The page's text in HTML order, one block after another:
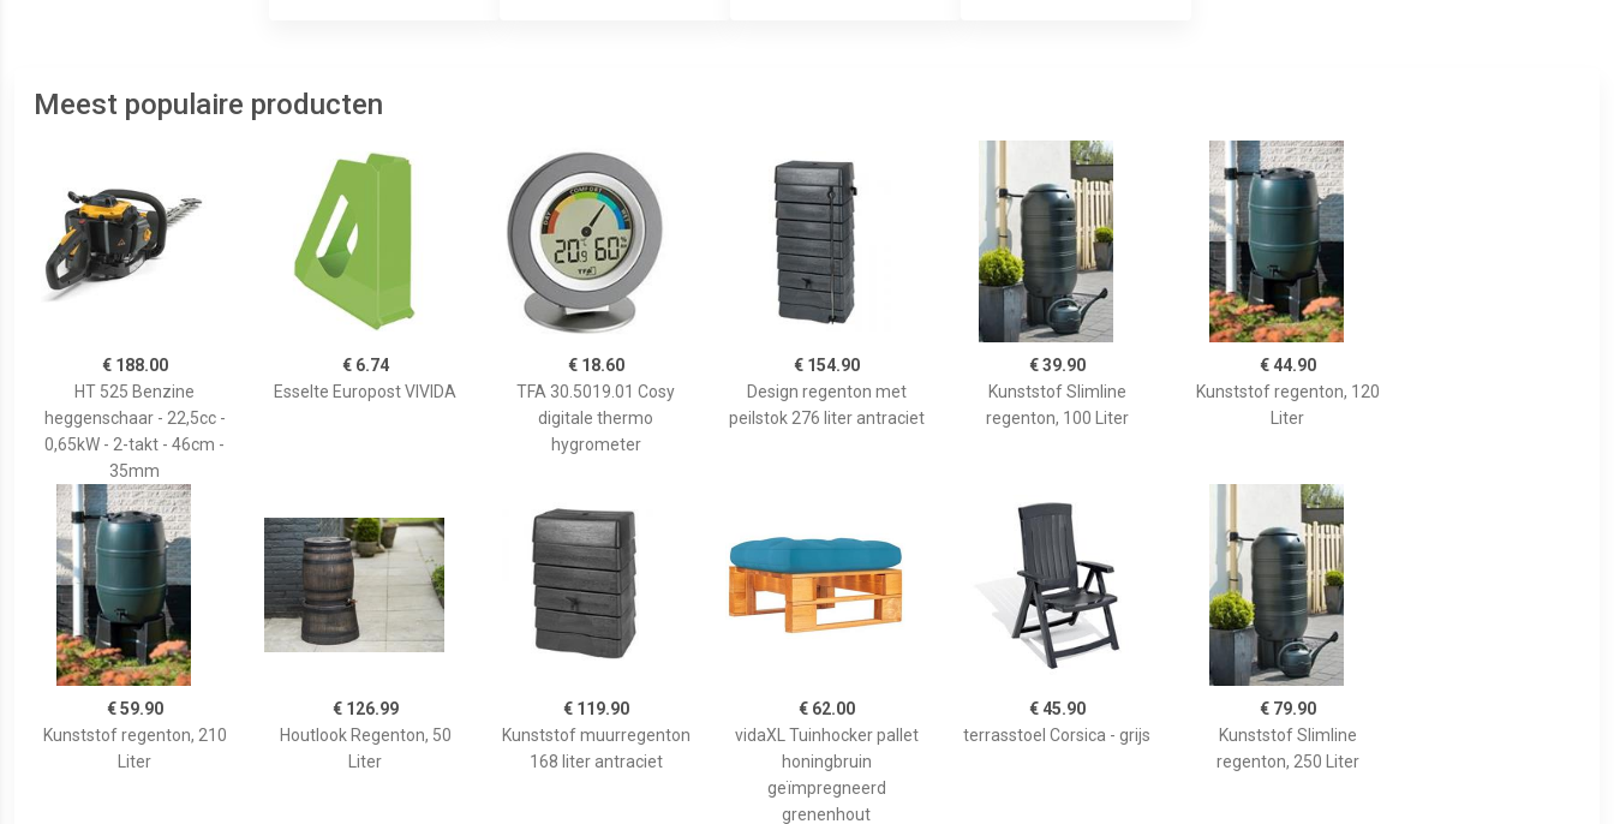
Meest populaire producten
€ 188.00
HT 525 Benzine
heggenschaar - 22,5cc -
0,65kW - 2-takt - 46cm -
35mm
€ 6.74
Esselte Europost VIVIDA
€ 18.60
TFA 30.5019.01 Cosy
digitale thermo
hygrometer
€ 154.90
Design regenton met
peilstok 276 liter antraciet
€ 39.90
Kunststof Slimline
regenton, 100 Liter
€ 44.90
Kunststof regenton, 120
Liter
€ 59.90
Kunststof regenton, 210
Liter
€ 126.99
Houtlook Regenton, 50
Liter
€ 119.90
Kunststof muurregenton
168 liter antraciet
€ 62.00
vidaXL Tuinhocker pallet
honingbruin
geïmpregneerd
grenenhout
€ 45.90
terrasstoel Corsica - grijs
€ 79.90
Kunststof Slimline
regenton, 250 Liter